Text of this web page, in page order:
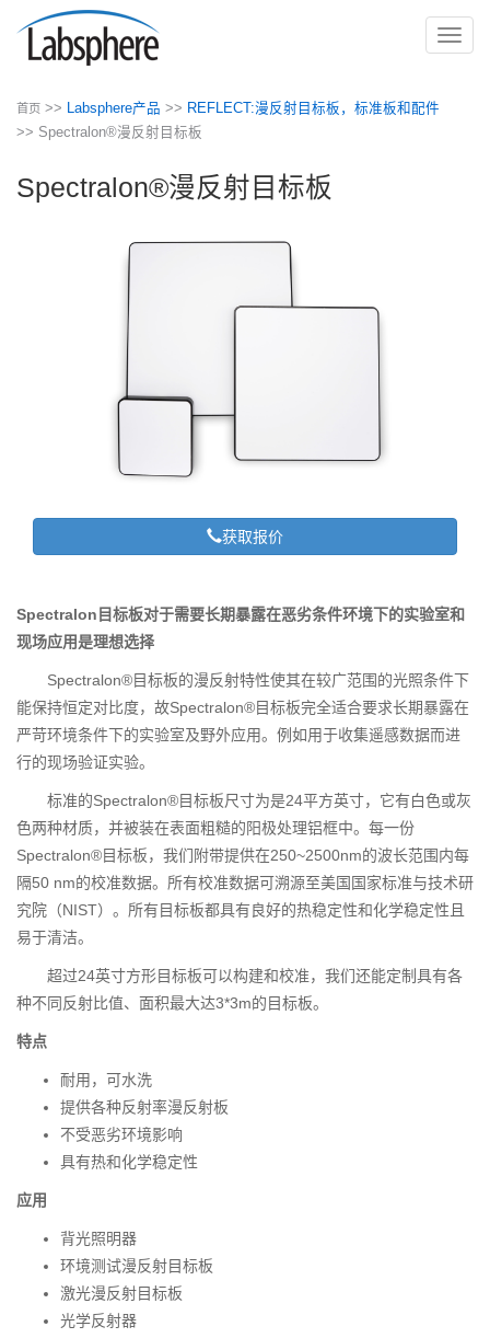
切
首页 >> Labsphere产品 >> REFLECT:漫反射目标板，标准板和配件
>> Spectralon®漫反射目标板
Spectralon®漫反射目标板
获取报价
Spectralon目标板对于需要长期暴露在恶劣条件环境下的实验室和
现场应用是理想选择
Spectralon®目标板的漫反射特性使其在较广范围的光照条件下
能保持恒定对比度，故Spectralon®目标板完全适合要求长期暴露在
严苛环境条件下的实验室及野外应用。例如用于收集遥感数据而进
行的现场验证实验。
标准的Spectralon®目标板尺寸为是24平方英寸，它有白色或灰
色两种材质，并被装在表面粗糙的阳极处理铝框中。每一份
Spectralon®目标板，我们附带提供在250~2500nm的波长范围内每
隔50 nm的校准数据。所有校准数据可溯源至美国国家标准与技术研
究院（NIST）。所有目标板都具有良好的热稳定性和化学稳定性且
易于清洁。
超过24英寸方形目标板可以构建和校准，我们还能定制具有各
种不同反射比值、面积最大达3*3m的目标板。
特点
耐用，可水洗
提供各种反射率漫反射板
不受恶劣环境影响
具有热和化学稳定性
应用
背光照明器
环境测试漫反射目标板
激光漫反射目标板
光学反射器